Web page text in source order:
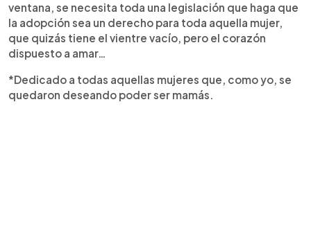
ventana, se necesita toda una legislación que haga que
la adopción sea un derecho para toda aquella mujer,
que quizás tiene el vientre vacío, pero el corazón
dispuesto a amar…
*Dedicado a todas aquellas mujeres que, como yo, se
quedaron deseando poder ser mamás.